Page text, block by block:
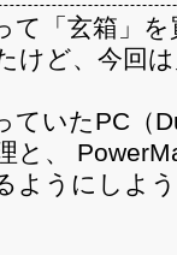
て「玄箱」
けど、今回
ていたPC（
と、
ようにしよ